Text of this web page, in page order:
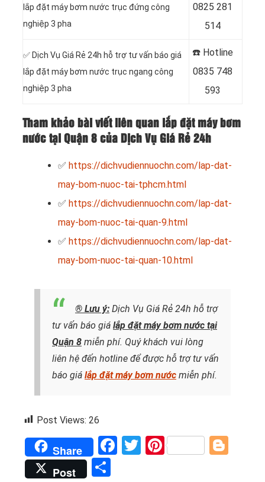
lắp đặt máy bơm nước trục đứng công
nghiệp 3 pha
0825 281
514
✅ Dịch Vụ Giá Rẻ 24h hỗ trợ tư vấn báo giá
lắp đặt máy bơm nước trục ngang công
nghiệp 3 pha
☎️ Hotline
0835 748
593
Tham khảo bài viết liên quan lắp đặt máy bơm
nước tại Quận 8 của Dịch Vụ Giá Rẻ 24h
✅ https://dichvudiennuochn.com/lap-dat-
may-bom-nuoc-tai-tphcm.html
✅ https://dichvudiennuochn.com/lap-dat-
may-bom-nuoc-tai-quan-9.html
✅ https://dichvudiennuochn.com/lap-dat-
may-bom-nuoc-tai-quan-10.html
® Lưu ý: Dịch Vụ Giá Rẻ 24h hỗ trợ
tư vấn báo giá lắp đặt máy bơm nước tại
Quận 8 miễn phí. Quý khách vui lòng
liên hệ đến hotline để được hỗ trợ tư vấn
báo giá lắp đặt máy bơm nước miễn phí.
Post Views: 26
Share Facebook
Twitter
Pinterest
Post